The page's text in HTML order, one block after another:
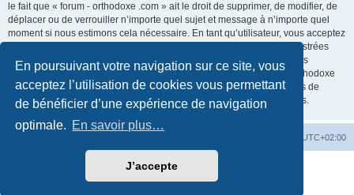
En poursuivant votre navigation sur ce site, vous
acceptez l’utilisation de cookies vous permettant
de bénéficier d’une expérience de navigation
optimale. En savoir plus…
J’accepte
le fait que « forum - orthodoxe .com » ait le droit de supprimer, de modifier, de
déplacer ou de verrouiller n’importe quel sujet et message à n’importe quel
moment si nous estimons cela nécessaire. En tant qu’utilisateur, vous acceptez
que toutes les informations que vous avez renseignées soient enregistrées
dans notre base de données. Bien que ces informations ne seront pas
diffusées à une tierce partie sans votre consentement, ni « forum - orthodoxe
.com », ni phpBB, ne pourront être tenus comme responsables en cas de
tentative de piratage informatique visant à compromettre vos données.
UTC+02:00
phpBB® Forum Software © phpBB Limited
©